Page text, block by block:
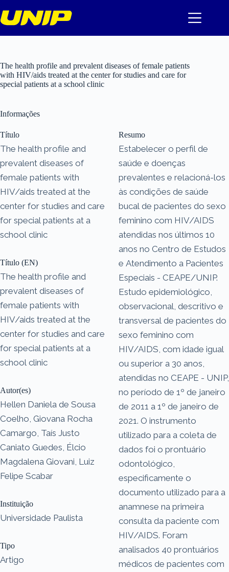
para
o
The health profile and prevalent diseases of female patients
with HIV/aids treated at the center for studies and care for
special patients at a school clinic
Informações
Título
The health profile and
prevalent diseases of
female patients with
HIV/aids treated at the
center for studies and care
for special patients at a
school clinic
Título (EN)
The health profile and
prevalent diseases of
female patients with
HIV/aids treated at the
center for studies and care
for special patients at a
school clinic
Autor(es)
Hellen Daniela de Sousa
Coelho, Giovana Rocha
Camargo, Taís Justo
Caniato Guedes, Élcio
Magdalena Giovani, Luiz
Felipe Scabar
Instituição
Universidade Paulista
Tipo
Artigo
Resumo
Estabelecer o perfil de
saúde e doenças
prevalentes e relacioná-los
às condições de saúde
bucal de pacientes do sexo
feminino com HIV/AIDS
atendidas nos últimos 10
anos no Centro de Estudos
e Atendimento a Pacientes
Especiais - CEAPE/UNIP.
Estudo epidemiológico,
observacional, descritivo e
transversal de pacientes do
sexo feminino com
HIV/AIDS, com idade igual
ou superior a 30 anos,
atendidas no CEAPE - UNIP,
no período de 1º de janeiro
de 2011 a 1º de janeiro de
2021. O instrumento
utilizado para a coleta de
dados foi o prontuário
odontológico,
especificamente o
documento utilizado para a
anamnese na primeira
consulta da paciente com
HIV/AIDS. Foram
analisados ​​40 prontuários
médicos de pacientes com